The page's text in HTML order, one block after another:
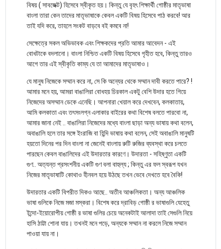
বিষয় ( সাবজেক্ট) হিসেবে স্বীকৃত হয়। কিন্তু যে বৃহৎ শিক্ষার্থী গোষ্ঠীর মাতৃভাষা
বাংলা তারা কেন তাদের মাতৃভাষাকে কেবল একটি বিষয় হিসেবে পাঠ করবে! আর
তাই যদি করে, তাহলে সংকট বাড়বে বই কমবে না!
সেক্ষেত্রে সকল অভিভাবক এবং শিক্ষকদের প্রতি আমার আবেদন - এই
বোধটাকে বদলানো। বাংলা নিশ্চিত একটি বিষয় হিসেবে গৃহীত হবে, কিন্তু তারও
আগে তার এই স্বীকৃতি কাম্য যে তা আমাদের মাতৃভাষাও।
যে মানুষ নিজেকে সম্মান করে না, সে কি অন্যের থেকে সম্মান দাবী করতে পারে? !
আমার মনে হয়, আমরা বাঙালিরা বোধহয় চিরকাল একটু বেশি উদার হতে গিয়ে
নিজেদের অসম্মান ডেকে এনেছি। আপনারা খেয়াল করে দেখবেন, কলকাতায়,
আমি কলকাতা এবং তৎসংলগ্ন এলাকার বাইরের কথা বিশেষ বলতে পারবো না,
আমার জানা নেই .. বাঙালিরা নিজেদের মধ্যে বাংলা ছাড়া অন্য ভাষায় কথা বলেন,
অবাঙালি হলে তার সঙ্গে ইংরাজি বা হিন্দি ভাষায় কথা বলেন, সেই অবাঙালি মানুষটি
হয়তো দিনের পর দিন বাংলা না জেনেই বাংলায় রুটি রুজির ব্যবস্থা করে চলতে
পারছেন কেবল বাঙালিদের এই উদারতার কারণে। উদারতা - সহিষ্ণুতা একটি
গুণ.. অত্যন্ত প্রসংশনীয় একটি গুণ বলা বাহুল্য ; কিন্তু এর ফল স্বরূপ যখন
নিজের মাতৃভাষাটি কোথাও হীনবল হয়ে উঠছে তখন ভেবে দেখতে হবে বৈকি!
উদারতার একটি বিপরীত দিকও আছে.. অতীব আঞ্চলিকতা। অন্য আঞ্চলিক
ভাষা গুলিকে নিজে মজা মস্করা। বিশেষ করে দ্রাবিড় গোষ্ঠী র ভাষাগুলি যেহেতু
ইন্দো-ইয়োরোপীয় গোষ্ঠী র ভাষা গুলির চেয়ে অনেকটাই আলাদা তাই সেগুলি নিয়ে
হাসি ঠাট্টা শোনা যায়। তখনই মনে পড়ে, অন্যকে সম্মান না করলে নিজে সম্মান
পাওয়া যায় না।